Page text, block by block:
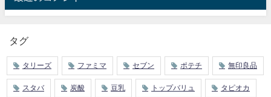
タグ
タリーズ ファミマ セブン ポテチ 無印良品
スタバ 炭酸 豆乳 トップバリュ タピオカ